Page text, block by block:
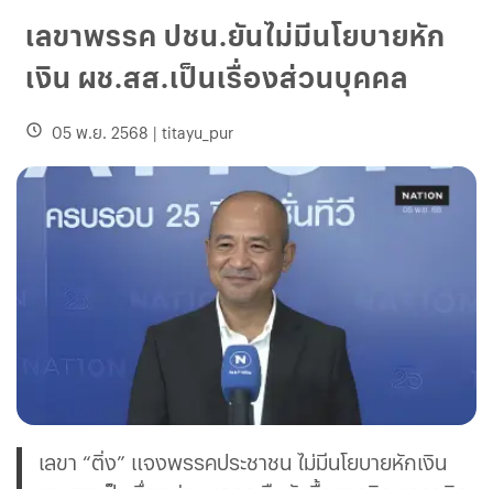
เลขาพรรค ปชน.ยันไม่มีนโยบายหัก
เงิน ผช.สส.เป็นเรื่องส่วนบุคคล
05 พ.ย. 2568 | titayu_pur
เลขา “ติ่ง” แจงพรรคประชาชน ไม่มีนโยบายหักเงิน